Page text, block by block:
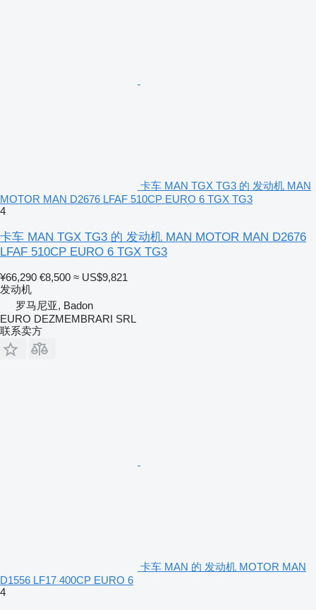
卡车 MAN TGX TG3 的 发动机 MAN
MOTOR MAN D2676 LFAF 510CP EURO 6 TGX TG3
4
卡车 MAN TGX TG3 的 发动机 MAN MOTOR MAN D2676
LFAF 510CP EURO 6 TGX TG3
¥66,290 €8,500 ≈ US$9,821
发动机
罗马尼亚, Badon
EURO DEZMEMBRARI SRL
联系卖方
卡车 MAN 的 发动机 MOTOR MAN
D1556 LF17 400CP EURO 6
4